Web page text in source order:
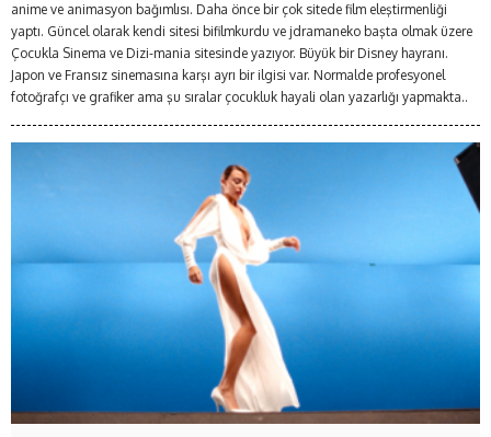
anime ve animasyon bağımlısı. Daha önce bir çok sitede film eleştirmenliği
yaptı. Güncel olarak kendi sitesi bifilmkurdu ve jdramaneko başta olmak üzere
Çocukla Sinema ve Dizi-mania sitesinde yazıyor. Büyük bir Disney hayranı.
Japon ve Fransız sinemasına karşı ayrı bir ilgisi var. Normalde profesyonel
fotoğrafçı ve grafiker ama şu sıralar çocukluk hayali olan yazarlığı yapmakta..